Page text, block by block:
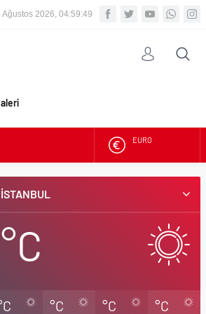
Ağustos 2026, 04:59:50
ALTIN
BIST
DOLAR
EURO
İSTANBUL
°C
°C °C °C